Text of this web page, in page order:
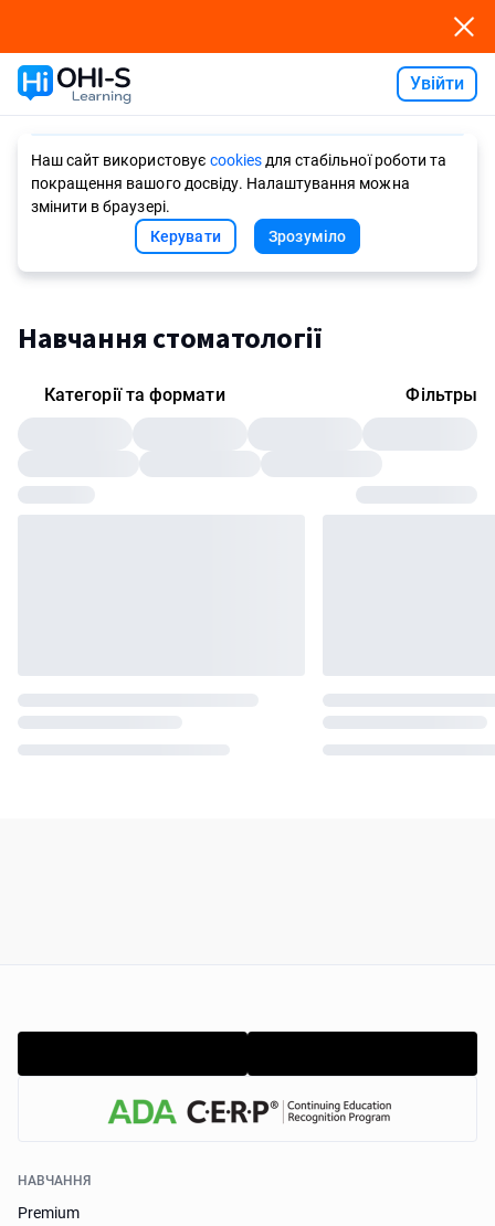
Увійти
Наш сайт використовує cookies для стабільної роботи та
покращення вашого досвіду. Налаштування можна
змінити в браузері.
Керувати
Зрозуміло
Навчання стоматології
Категорії та формати Фільтры
НАВЧАННЯ
Premium